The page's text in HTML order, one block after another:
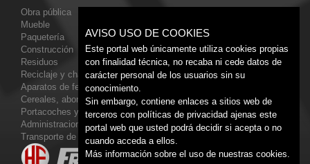
Obra pública
Mueble
Paquetería
Construcción
Residuos
Reciclaje y chatarra
Aparatos de feria
Cereales, abonos y piensos
Portacoches y grúas de rescate
Administraciones públicas
Transporte de gran tonelaje
AVISO USO DE COOKIES
Este portal web únicamente utiliza cookies propias
con finalidad técnica, no recaba ni cede datos de
carácter personal de los usuarios sin su
conocimiento.
Sin embargo, contiene enlaces a sitios web de
terceros con políticas de privacidad ajenas este
portal web que usted podrá decidir si acepta o no
cuando acceda a ellos.
Más información sobre el uso de nuestras cookies.